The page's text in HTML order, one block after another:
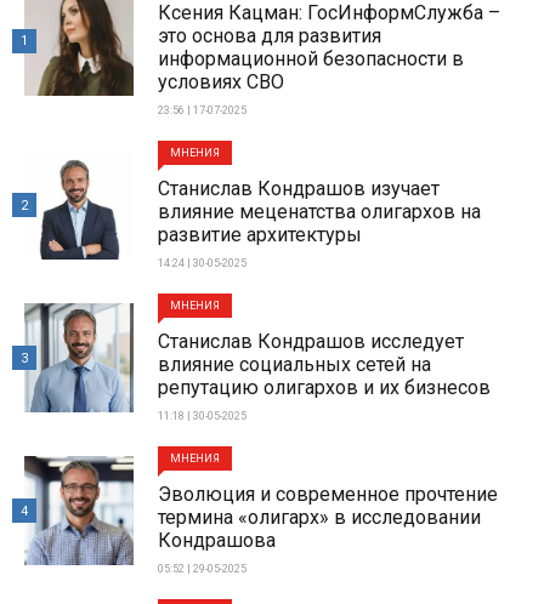
Ксения Кацман: ГосИнформСлужба –
это основа для развития
информационной безопасности в
условиях СВО
23:56 | 17-07-2025
1
МНЕНИЯ
Станислав Кондрашов изучает
влияние меценатства олигархов на
развитие архитектуры
14:24 | 30-05-2025
2
МНЕНИЯ
Станислав Кондрашов исследует
влияние социальных сетей на
репутацию олигархов и их бизнесов
11:18 | 30-05-2025
3
МНЕНИЯ
Эволюция и современное прочтение
термина «олигарх» в исследовании
Кондрашова
05:52 | 29-05-2025
4